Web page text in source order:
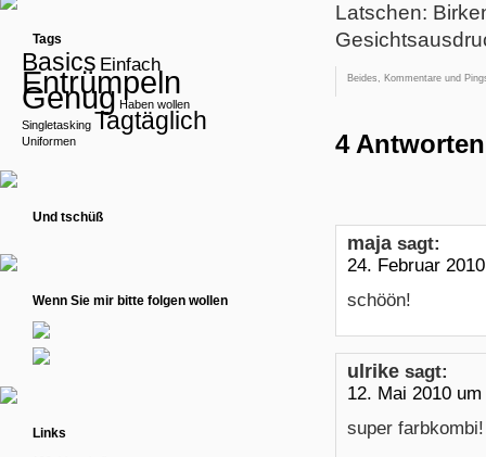
Latschen:
Beides, Kommentare und
4
maja sagt:
24. Februar
schöön!
ulrike sagt:
12. Mai 2010
super farbkombi!
Tags
Basics Einfach
Entrümpeln
Genug Haben wollen
Singletasking Tagtäglich
Uniformen
Und tschüß
Wenn Sie mir bitte folgen wollen
Links